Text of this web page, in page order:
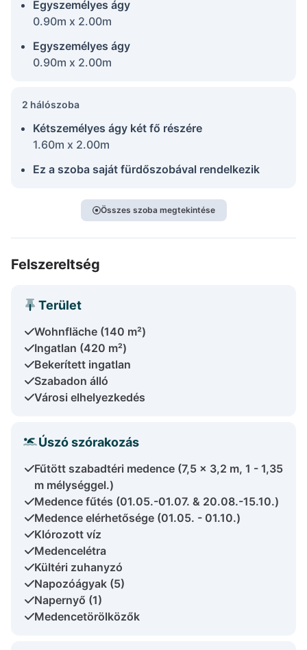
Egyszemélyes ágy
0.90m x 2.00m
Egyszemélyes ágy
0.90m x 2.00m
2 hálószoba
Kétszemélyes ágy két fő részére
1.60m x 2.00m
Ez a szoba saját fürdőszobával rendelkezik
Összes szoba megtekintése
Felszereltség
Terület
Wohnfläche (140 m²)
Ingatlan (420 m²)
Bekerített ingatlan
Szabadon álló
Városi elhelyezkedés
Úszó szórakozás
Fűtött szabadtéri medence (7,5 x 3,2 m, 1 - 1,35
m mélységgel.)
Medence fűtés (01.05.-01.07. & 20.08.-15.10.)
Medence elérhetősége (01.05. - 01.10.)
Klórozott víz
Medencelétra
Kültéri zuhanyzó
Napozóágyak (5)
Napernyő (1)
Medencetörölközők